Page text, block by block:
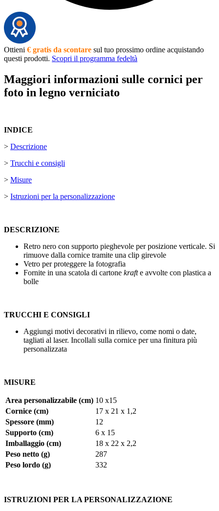
Ottieni € gratis da scontare sul tuo prossimo ordine acquistando
questi prodotti. Scopri il programma fedeltà
Maggiori informazioni sulle cornici per
foto in legno verniciato
INDICE
> Descrizione
> Trucchi e consigli
> Misure
> Istruzioni per la personalizzazione
DESCRIZIONE
Retro nero con supporto pieghevole per posizione verticale. Si
rimuove dalla cornice tramite una clip girevole
Vetro per proteggere la fotografia
Fornite in una scatola di cartone krafte avvolte con plastica a
bolle
TRUCCHI E CONSIGLI
Aggiungi motivi decorativi in rilievo, come nomi o date,
tagliati al laser. Incollali sulla cornice per una finitura più
personalizzata
MISURE
Area personalizzabile (cm) 10 x15
Cornice (cm)
17 x 21 x 1,2
Spessore (mm)
12
Supporto (cm)
6 x 15
Imballaggio (cm)
18 x 22 x 2,2
Peso netto (g)
287
Peso lordo (g)
332
ISTRUZIONI PER LA PERSONALIZZAZIONE